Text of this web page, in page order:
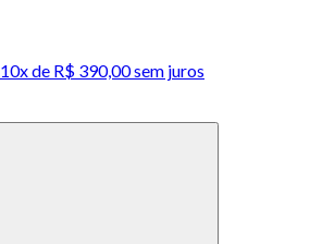
10x de R$ 390,00 sem juros